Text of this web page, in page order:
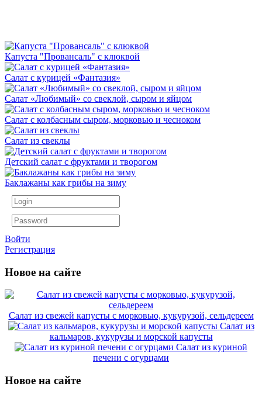
Капуста "Провансаль" с клюквой
Салат с курицей «Фантазия»
Салат «Любимый» со свеклой, сыром и яйцом
Салат с колбасным сыром, морковью и чесноком
Салат из свеклы
Детский салат с фруктами и творогом
Баклажаны как грибы на зиму
Войти
Регистрация
Новое на сайте
Салат из свежей капусты с морковью, кукурузой, сельдереем
Салат из
кальмаров, кукурузы и морской капусты
Салат из куриной
печени с огурцами
Новое на сайте